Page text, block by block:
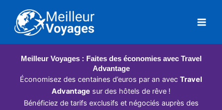
contenu
Meilleur Voyages : Faites des économies avec Travel
Advantage
Économisez des centaines d’euros par an avec Travel
Advantage sur des hôtels de rêve !
Bénéficiez de tarifs exclusifs et négociés auprès des